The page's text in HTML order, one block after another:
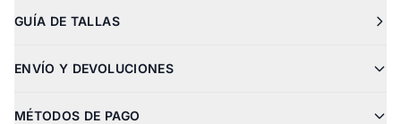
GUÍA DE TALLAS
ENVÍO Y DEVOLUCIONES
MÉTODOS DE PAGO